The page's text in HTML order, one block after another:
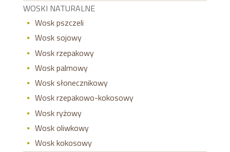
WOSKI NATURALNE
Wosk pszczeli
Wosk sojowy
Wosk rzepakowy
Wosk palmowy
Wosk słonecznikowy
Wosk rzepakowo-kokosowy
Wosk ryżowy
Wosk oliwkowy
Wosk kokosowy